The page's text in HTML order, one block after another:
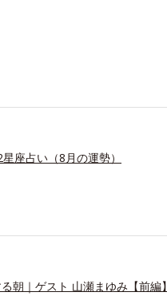
座占い（8月の運勢）
朝｜ゲスト 山瀬まゆみ【前編】